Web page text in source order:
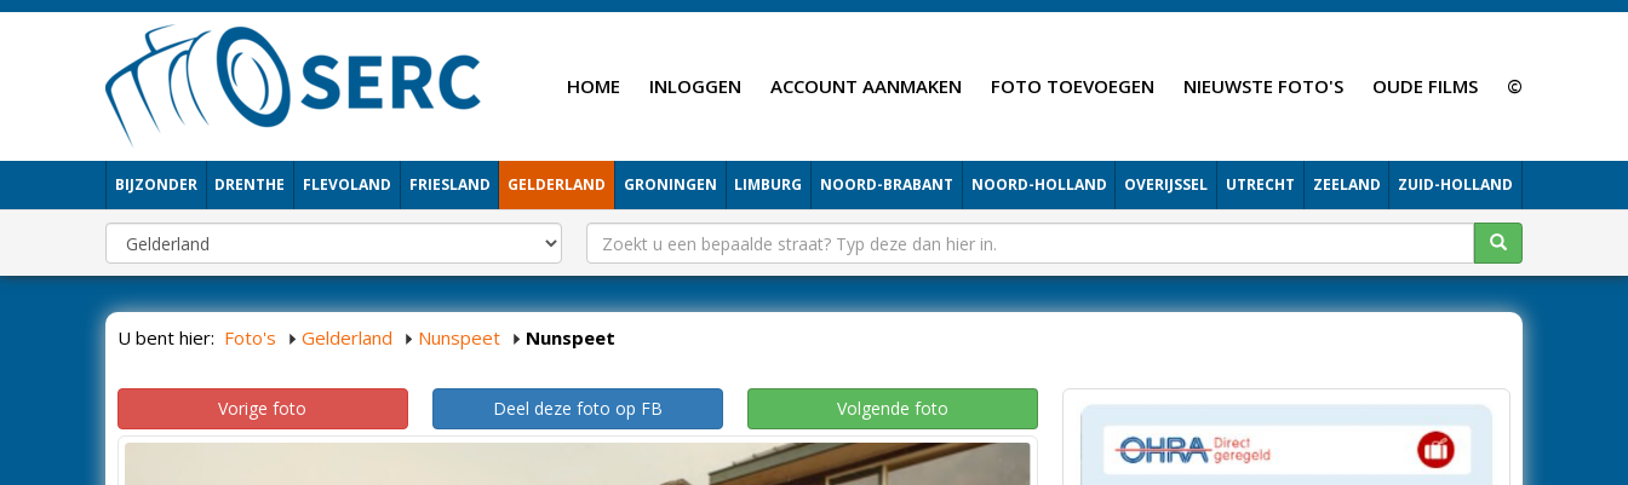
HOME INLOGGEN ACCOUNT AANMAKEN FOTO TOEVOEGEN NIEUWSTE FOTO'S OUDE FILMS ©
BIJZONDER DRENTHE FLEVOLAND FRIESLAND GELDERLAND GRONINGEN LIMBURG NOORD-BRABANT NOORD-HOLLAND OVERIJSSEL UTRECHT ZEELAND ZUID-HOLLAND
U bent hier: Foto's Gelderland Nunspeet Nunspeet
Vorige foto Deel deze foto op FB Volgende foto